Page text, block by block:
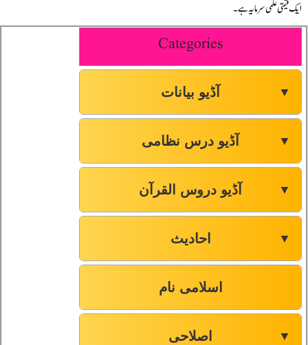
ایک قیمتی علمی سرمایہ ہے۔
Categories
آڈیو بیانات ▼
آڈیو درس نظامی ▼
آڈیو دروس القرآن ▼
احادیث ▼
اسلامی نام
اصلاحی ▼